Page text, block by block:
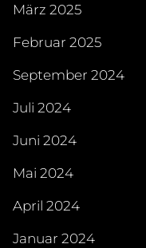
März 2025
Februar 2025
September 2024
Juli 2024
Juni 2024
Mai 2024
April 2024
Januar 2024